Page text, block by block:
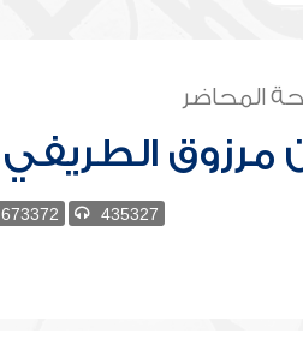
المحاضر
مرزوق الطريفي
435327
673372